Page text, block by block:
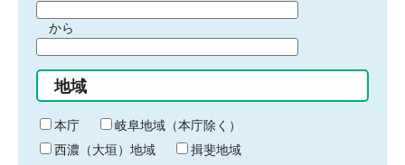
間
始
り
から
間
終
わ
り
地域
本庁
岐阜地域（本庁除く）
西濃（大垣）地域
揖斐地域